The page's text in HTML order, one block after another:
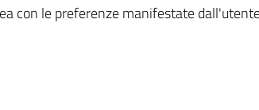
con le preferenze manifestate